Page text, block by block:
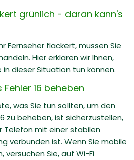
grünlich - daran kann's
Fernseher flackert, müssen Sie
Hier erklären wir Ihnen,
in dieser Situation tun können.
16 beheben
was Sie tun sollten, um den
zu beheben, ist sicherzustellen,
Telefon mit einer stabilen
verbunden ist. Wenn Sie mobile
versuchen Sie, auf Wi-Fi